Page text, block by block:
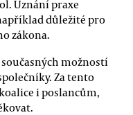
Uznání praxe
důležité pro
zákona.
možností
Za tento
i poslancům,